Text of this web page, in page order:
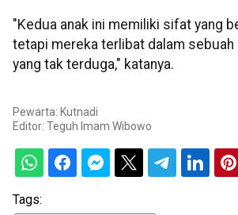
"Kedua anak ini memiliki sifat yang
tetapi mereka terlibat dalam sebuah
yang tak terduga," katanya.
Pewarta: Kutnadi
Editor: Teguh Imam Wibowo
Tags: